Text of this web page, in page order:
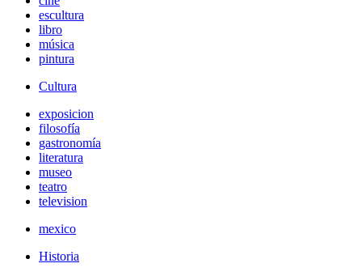
escultura
libro
música
pintura
Cultura
exposicion
filosofía
gastronomía
literatura
museo
teatro
television
mexico
Historia